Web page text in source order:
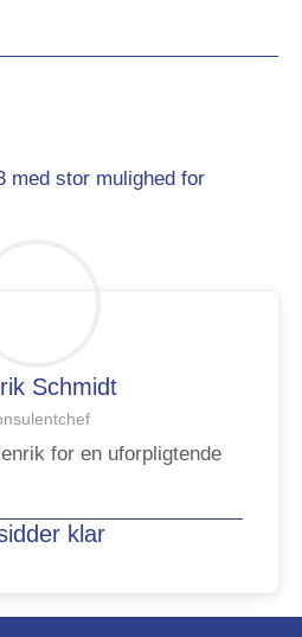
med stor mulighed for
Schmidt
for en uforpligtende
klar